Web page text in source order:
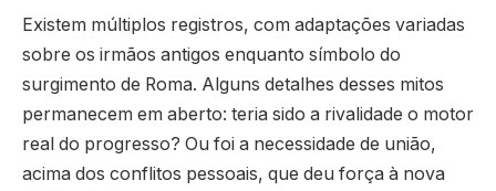
Existem múltiplos registros, com adaptações variadas
sobre os irmãos antigos enquanto símbolo do
surgimento de Roma. Alguns detalhes desses mitos
permanecem em aberto: teria sido a rivalidade o motor
real do progresso? Ou foi a necessidade de união,
acima dos conflitos pessoais, que deu força à nova